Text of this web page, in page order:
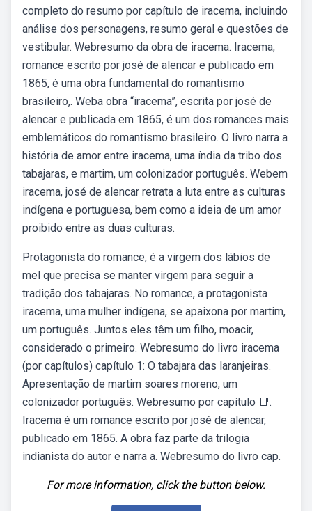
completo do resumo por capítulo de iracema, incluindo
análise dos personagens, resumo geral e questões de
vestibular. Webresumo da obra de iracema. Iracema,
romance escrito por josé de alencar e publicado em
1865, é uma obra fundamental do romantismo
brasileiro,. Weba obra “iracema”, escrita por josé de
alencar e publicada em 1865, é um dos romances mais
emblemáticos do romantismo brasileiro. O livro narra a
história de amor entre iracema, uma índia da tribo dos
tabajaras, e martim, um colonizador português. Webem
iracema, josé de alencar retrata a luta entre as culturas
indígena e portuguesa, bem como a ideia de um amor
proibido entre as duas culturas.
Protagonista do romance, é a virgem dos lábios de
mel que precisa se manter virgem para seguir a
tradição dos tabajaras. No romance, a protagonista
iracema, uma mulher indígena, se apaixona por martim,
um português. Juntos eles têm um filho, moacir,
considerado o primeiro. Webresumo do livro iracema
(por capítulos) capítulo 1: O tabajara das laranjeiras.
Apresentação de martim soares moreno, um
colonizador português. Webresumo por capítulo 📑.
Iracema é um romance escrito por josé de alencar,
publicado em 1865. A obra faz parte da trilogia
indianista do autor e narra a. Webresumo do livro cap.
For more information, click the button below.